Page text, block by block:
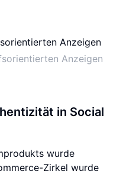
Anzeigen
in Social
wurde
Zirkel wurde